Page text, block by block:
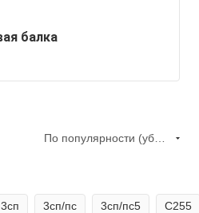
балка
3сп 3сп/пс 3сп/пс5 С255